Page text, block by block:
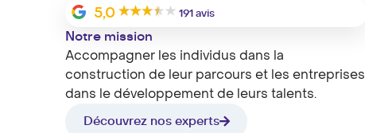
5,0 191 avis
Notre mission
Accompagner les individus dans la
construction de leur parcours et les entreprises
dans le développement de leurs talents.
Découvrez nos experts